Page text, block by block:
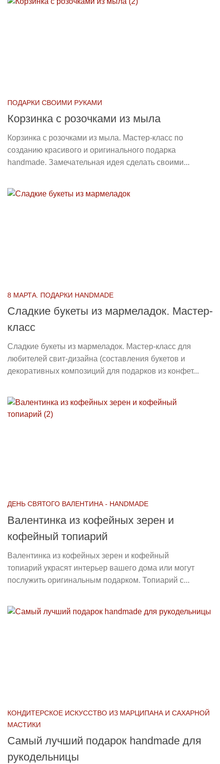
ПОДАРКИ СВОИМИ РУКАМИ
Корзинка с розочками из мыла
Корзинка с розочками из мыла. Мастер-класс по
созданию красивого и оригинального подарка
handmade. Замечательная идея сделать своими...
8 МАРТА. ПОДАРКИ HANDMADE
Сладкие букеты из мармеладок. Мастер-
класс
Сладкие букеты из мармеладок. Мастер-класс для
любителей свит-дизайна (составления букетов и
декоративных композиций для подарков из конфет...
ДЕНЬ СВЯТОГО ВАЛЕНТИНА - HANDMADE
Валентинка из кофейных зерен и
кофейный топиарий
Валентинка из кофейных зерен и кофейный
топиарий украсят интерьер вашего дома или могут
послужить оригинальным подарком. Топиарий с...
КОНДИТЕРСКОЕ ИСКУССТВО ИЗ МАРЦИПАНА И САХАРНОЙ
МАСТИКИ
Самый лучший подарок handmade для
рукодельницы